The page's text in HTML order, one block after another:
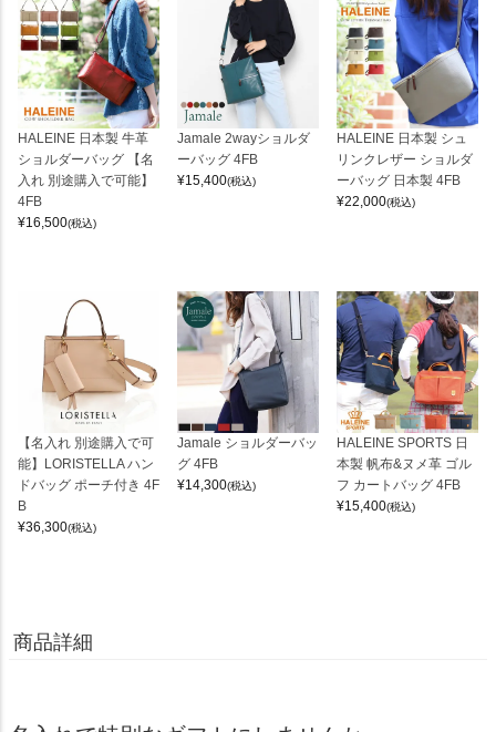
HALEINE 日本製 牛革
ショルダーバッグ 【名
入れ 別途購入で可能】
4FB
¥16,500(税込)
Jamale 2wayショルダ
ーバッグ 4FB
¥15,400(税込)
HALEINE 日本製 シュ
リンクレザー ショルダ
ーバッグ 日本製 4FB
¥22,000(税込)
【名入れ 別途購入で可
能】LORISTELLA ハン
ドバッグ ポーチ付き 4F
B
¥36,300(税込)
Jamale ショルダーバッ
グ 4FB
¥14,300(税込)
HALEINE SPORTS 日
本製 帆布&ヌメ革 ゴル
フ カートバッグ 4FB
¥15,400(税込)
商品詳細